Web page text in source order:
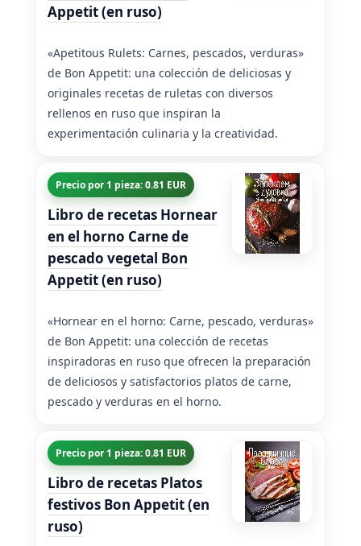
Appetit (en ruso)
«Apetitous Rulets: Carnes, pescados, verduras»
de Bon Appetit: una colección de deliciosas y
originales recetas de ruletas con diversos
rellenos en ruso que inspiran la
experimentación culinaria y la creatividad.
Precio por 1 pieza: 0.81 EUR
Libro de recetas Hornear
en el horno Carne de
pescado vegetal Bon
Appetit (en ruso)
«Hornear en el horno: Carne, pescado, verduras»
de Bon Appetit: una colección de recetas
inspiradoras en ruso que ofrecen la preparación
de deliciosos y satisfactorios platos de carne,
pescado y verduras en el horno.
Precio por 1 pieza: 0.81 EUR
Libro de recetas Platos
festivos Bon Appetit (en
ruso)